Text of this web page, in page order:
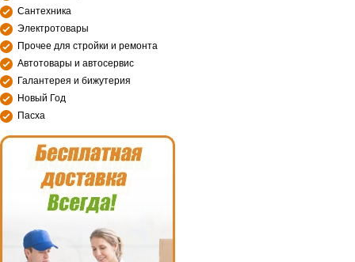
Сантехника
Электротовары
Прочее для стройки и ремонта
Автотовары и автосервис
Галантерея и бижутерия
Новый Год
Пасха